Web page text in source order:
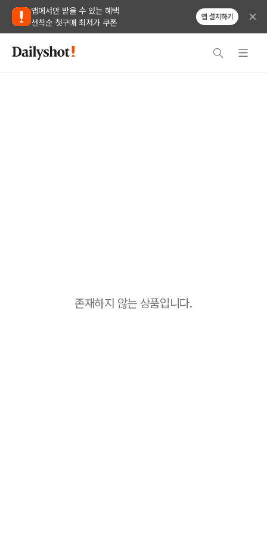
앱에서만 받을 수 있는 혜택
선착순 첫구매 최저가 쿠폰
앱 설치하기
존재하지 않는 상품입니다.